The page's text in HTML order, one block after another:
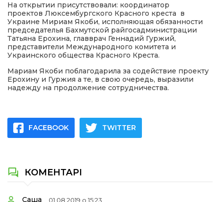
На открытии присутствовали: координатор
проектов Люксембургского Красного креста в
Украине Мириам Якоби, исполняющая обязанности
председателья Бахмутской райгосадминистрации
Татьяна Ерохина, главврач Геннадий Гуржий,
представители Международного комитета и
Украинского общества Красного Креста.
Мариам Якоби поблагодарила за содействие проекту
Ерохину и Гуржия а те, в свою очередь, выразили
надежду на продолжение сотрудничества.
FACEBOOK TWITTER
КОМЕНТАРІ
Саша 01.08.2019 о 15:23